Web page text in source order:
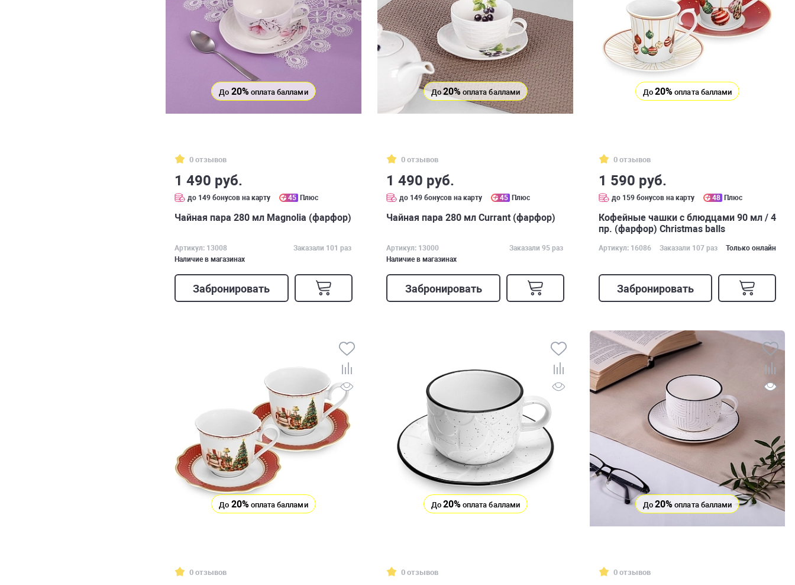
До 20% оплата баллами
0 отзывов
1 490 руб.
до 149 бонусов на карту 45 Плюс
Чайная пара 280 мл Magnolia (фарфор)
Артикул: 13008
Заказали 101 раз
Наличие в магазинах
Забронировать
До 20% оплата баллами
0 отзывов
1 490 руб.
до 149 бонусов на карту 45 Плюс
Чайная пара 280 мл Currant (фарфор)
Артикул: 13000
Заказали 95 раз
Наличие в магазинах
Забронировать
До20% оплата баллами
0 отзывов
1 590 руб.
до 159 бонусов на карту 48 Плюс
Кофейные чашки с блюдцами 90 мл / 4
пр. (фарфор) Christmas balls
Артикул: 16086 Заказали 107 раз Только онлайн
Забронировать
До 20% оплата баллами
0 отзывов
До 20% оплата баллами
0 отзывов
До20% оплата баллами
0 отзывов